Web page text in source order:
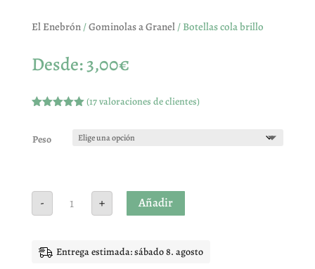
El Enebrón/Gominolas a Granel/ Botellas cola brillo
Desde:3,00€
5 en base
a
(17valoraciones de clientes)
Peso
- cola + Añadir
Entrega estimada: sábado 8. agosto